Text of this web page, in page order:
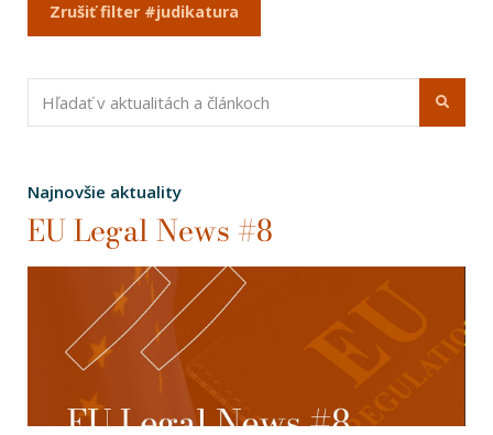
Zrušiť filter #judikatura
Najnovšie aktuality
EU Legal News #8